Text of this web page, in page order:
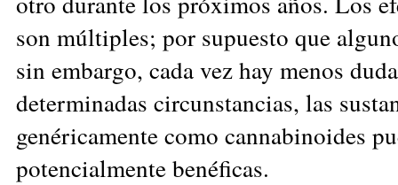
son múltiples; por supuesto que
sin embargo, cada vez hay menos
determinadas circunstancias, las
genéricamente como cannabinoides
potencialmente benéficas.